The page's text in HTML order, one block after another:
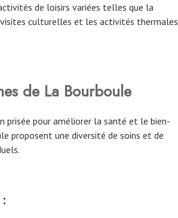
de loisirs variées telles que la
culturelles et les activités thermales
de La Bourboule
prisée pour améliorer la santé et le bien-
proposent une diversité de soins et de